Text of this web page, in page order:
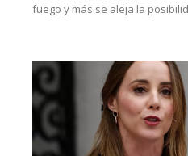
fuego y más se aleja la